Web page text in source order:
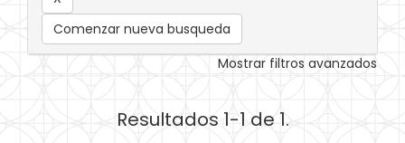
Comenzar nueva busqueda
Mostrar filtros avanzados
Resultados 1-1 de 1.